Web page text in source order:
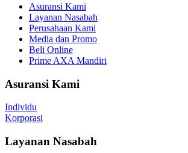
Asuransi Kami
Layanan Nasabah
Perusahaan Kami
Media dan Promo
Beli Online
Prime AXA Mandiri
Asuransi Kami
Individu
Korporasi
Layanan Nasabah